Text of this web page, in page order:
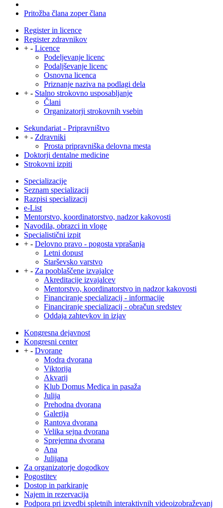
Pritožba člana zoper člana
Register in licence
Register zdravnikov
+ - Licence
Podeljevanje licenc
Podaljševanje licenc
Osnovna licenca
Priznanje naziva na podlagi dela
+ - Stalno strokovno usposabljanje
Člani
Organizatorji strokovnih vsebin
Sekundariat - Pripravništvo
+ - Zdravniki
Prosta pripravniška delovna mesta
Doktorji dentalne medicine
Strokovni izpiti
Specializacije
Seznam specializacij
Razpisi specializacij
e-List
Mentorstvo, koordinatorstvo, nadzor kakovosti
Navodila, obrazci in vloge
Specialistični izpit
+ - Delovno pravo - pogosta vprašanja
Letni dopust
Starševsko varstvo
+ - Za pooblaščene izvajalce
Akreditacije izvajalcev
Mentorstvo, koordinatorstvo in nadzor kakovosti
Financiranje specializacij - informacije
Financiranje specializacij - obračun sredstev
Oddaja zahtevkov in izjav
Kongresna dejavnost
Kongresni center
+ - Dvorane
Modra dvorana
Viktorija
Akvarij
Klub Domus Medica in pasaža
Julija
Prehodna dvorana
Galerija
Rantova dvorana
Velika sejna dvorana
Sprejemna dvorana
Ana
Julijana
Za organizatorje dogodkov
Pogostitev
Dostop in parkiranje
Najem in rezervacija
Podpora pri izvedbi spletnih interaktivnih videoizobraževanj